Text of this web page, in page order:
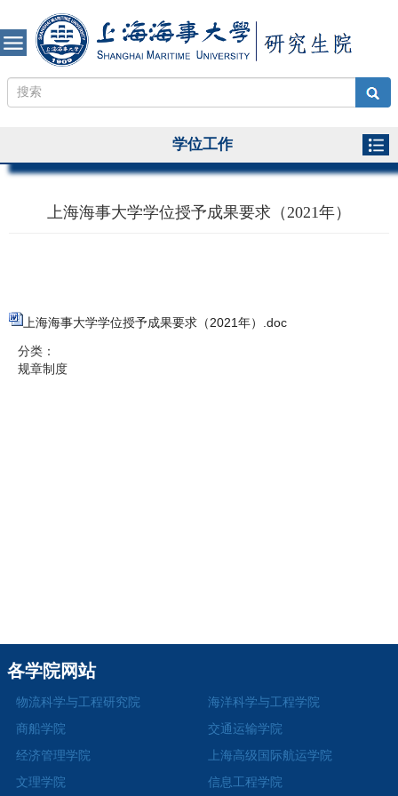
学位工作
上海海事大学学位授予成果要求（2021年）
上海海事大学学位授予成果要求（2021年）.doc
分类：
规章制度
各学院网站
物流科学与工程研究院
海洋科学与工程学院
商船学院
交通运输学院
经济管理学院
上海高级国际航运学院
文理学院
信息工程学院